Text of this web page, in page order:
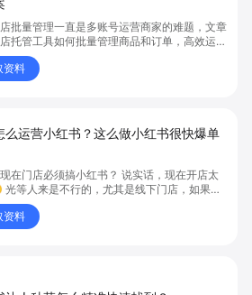
批量管理一直是多账号运营商家的难题，文章
托管工具如何批量管理商品和订单，高效运营
信小店。通过智能同步、AI运营托管和丰富营
全面提升门店管理效率。点击了解微信小店批
、高效托管的实用方案！
资料
么运营小红书？这么做小红书很快爆单
在门店必须搞小红书？ 说实话，现在开店太
光等人来是不行的，尤其是线下门店，如果你
做小红书，那真的就是“闭着眼放弃客流”🚪
资料